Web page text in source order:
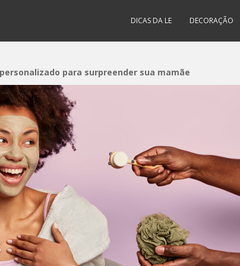
DICAS DA LE DECORAÇÃO
para surpreender sua mamãe